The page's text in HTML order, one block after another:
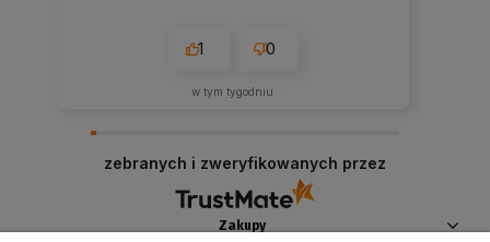
1 0
w tym tygodniu
zebranych i zweryfikowanych przez
Zakupy